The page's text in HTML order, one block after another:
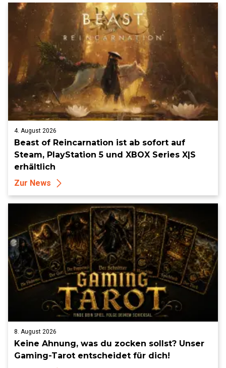
4. August 2026
Beast of Reincarnation ist ab sofort auf
Steam, PlayStation 5 und XBOX Series X|S
erhältlich
Zur News
8. August 2026
Keine Ahnung, was du zocken sollst? Unser
Gaming-Tarot entscheidet für dich!